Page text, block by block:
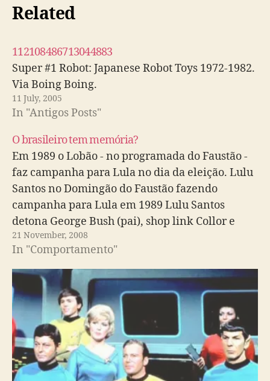
Related
112108486713044883
Super #1 Robot: Japanese Robot Toys 1972-1982.
Via Boing Boing.
11 July, 2005
In "Antigos Posts"
O brasileiro tem memória?
Em 1989 o Lobão - no programada do Faustão -
faz campanha para Lula no dia da eleição. Lulu
Santos no Domingão do Faustão fazendo
campanha para Lula em 1989 Lulu Santos
detona George Bush (pai), shop link Collor e
Sertanejos no Domingão do Faustão em 1992.
Lulu se retrata…
21 November, 2008
In "Comportamento"